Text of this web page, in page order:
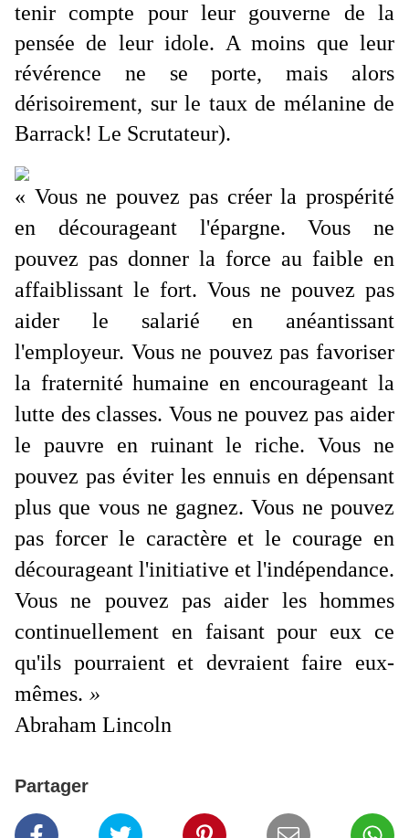
tenir compte pour leur gouverne de la
pensée de leur idole. A moins que leur
révérence ne se porte, mais alors
dérisoirement, sur le taux de mélanine de
Barrack! Le Scrutateur).
« Vous ne pouvez pas créer la prospérité
en décourageant l'épargne. Vous ne
pouvez pas donner la force au faible en
affaiblissant le fort. Vous ne pouvez pas
aider le salarié en anéantissant
l'employeur. Vous ne pouvez pas favoriser
la fraternité humaine en encourageant la
lutte des classes. Vous ne pouvez pas aider
le pauvre en ruinant le riche. Vous ne
pouvez pas éviter les ennuis en dépensant
plus que vous ne gagnez. Vous ne pouvez
pas forcer le caractère et le courage en
décourageant l'initiative et l'indépendance.
Vous ne pouvez pas aider les hommes
continuellement en faisant pour eux ce
qu'ils pourraient et devraient faire eux-
mêmes. »
Abraham Lincoln
Partager